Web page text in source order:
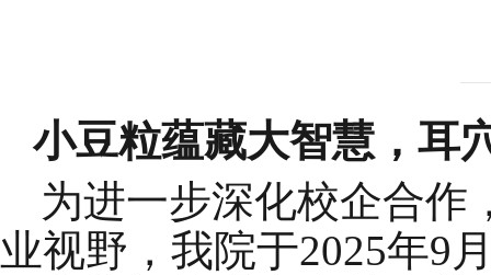
小豆粒蕴藏大智慧，耳
为进一步深化校企合作
业视野，我院于2025年9